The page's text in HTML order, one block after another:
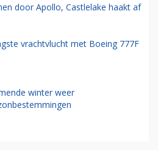
door Apollo, Castlelake haakt af
vrachtvlucht met Boeing 777F
winter weer